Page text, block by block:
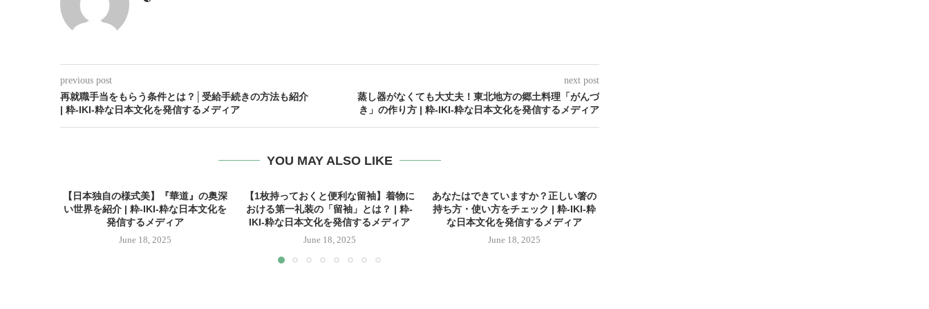
previous post
再就職手当をもらう条件とは？│受給手続きの方法も紹介
| 粋-IKI-粋な日本文化を発信するメディア
next post
蒸し器がなくても大丈夫！東北地方の郷土料理「がんづ
き」の作り方 | 粋-IKI-粋な日本文化を発信するメディア
YOU MAY ALSO LIKE
【日本独自の様式美】『華道』の奥深
い世界を紹介 | 粋-IKI-粋な日本文化を
発信するメディア
June 18, 2025
【1枚持っておくと便利な留袖】着物に
おける第一礼装の「留袖」とは？ | 粋-
IKI-粋な日本文化を発信するメディア
June 18, 2025
あなたはできていますか？正しい箸の
持ち方・使い方をチェック | 粋-IKI-粋
な日本文化を発信するメディア
June 18, 2025